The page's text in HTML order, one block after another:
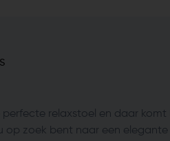
relaxstoel en daar
zoek bent naar een